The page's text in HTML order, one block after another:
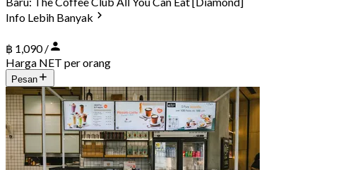
Info Lebih Banyak
฿ 1,090 /
Harga NET per orang
Pesan